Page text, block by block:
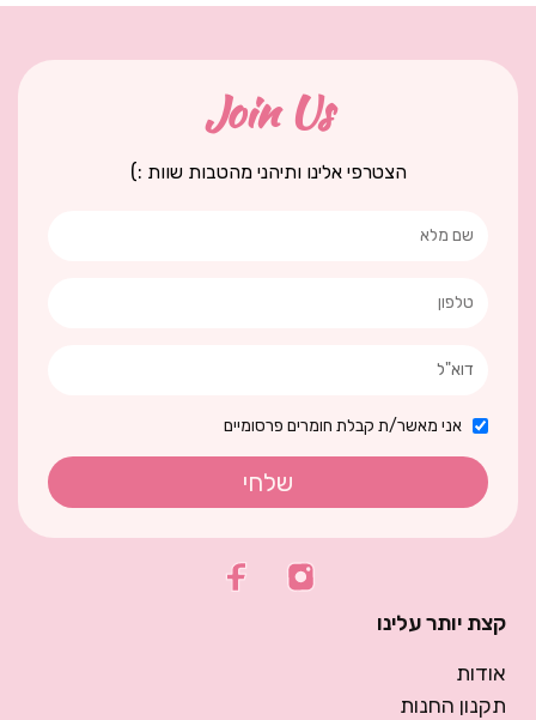
Join Us
הצטרפי אלינו ותיהני מהטבות שוות :)
אני מאשר/ת קבלת חומרים פרסומיים
שלחי
קצת יותר עלינו
אודות
תקנון החנות